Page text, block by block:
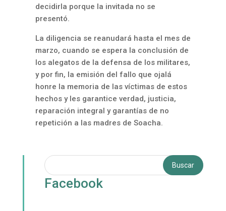
decidirla porque la invitada no se
presentó.
La diligencia se reanudará hasta el mes de
marzo, cuando se espera la conclusión de
los alegatos de la defensa de los militares,
y por fin, la emisión del fallo que ojalá
honre la memoria de las víctimas de estos
hechos y les garantice verdad, justicia,
reparación integral y garantías de no
repetición a las madres de Soacha.
Facebook